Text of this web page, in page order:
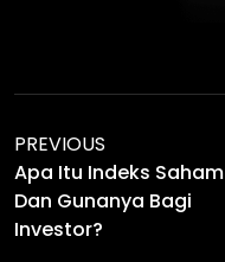
PREVIOUS
Apa Itu Indeks Saham
Dan Gunanya Bagi
Investor?